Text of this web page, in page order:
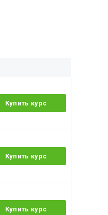
Купить курс
Купить курс
Купить курс